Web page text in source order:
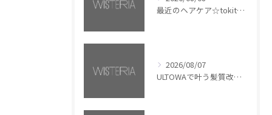
最近のヘアケア☆tokita【銀座・美容室WISTERIA】
2026/08/07
ULTOWAで叶う髪質改善美髪カラー【銀座・美容室WISTERIA】